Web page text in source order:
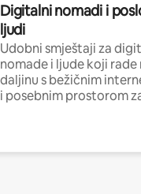
Digitalni nomadi i
ljudi
Udobni smještaji za
nomade i ljude koji rade
daljinu s bežičnim
i posebnim prostorom